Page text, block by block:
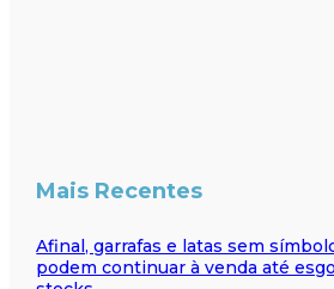
Mais Recentes
Afinal, garrafas e latas sem
podem continuar à venda até